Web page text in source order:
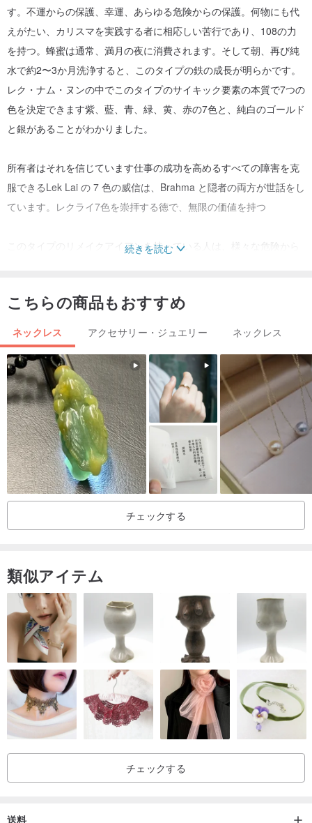
す。不運からの保護、幸運、あらゆる危険からの保護。何物にも代
えがたい、カリスマを実践する者に相応しい苦行であり、108の力
を持つ。蜂蜜は通常、満月の夜に消費されます。そして朝、再び純
水で約2〜3か月洗浄すると、このタイプの鉄の成長が明らかです。
レク・ナム・ヌンの中でこのタイプのサイキック要素の本質で7つの
色を決定できます紫、藍、青、緑、黄、赤の7色と、純白のゴールド
と銀があることがわかりました。
所有者はそれを信じています仕事の成功を高めるすべての障害を克
服できるLek Lai の 7 色の威信は、Brahma と隠者の両方が世話をし
ています。レクライ7色を崇拝する徳で、無限の価値を持つ
このタイプのリメイクアイアンを持っている人は、様々な危険から
適していますこの種の精神的な要素には、ブッダの資質が含まれて
続きを読む
こちらの商品もおすすめ
ネックレス アクセサリー・ジュエリー ネックレス
チェックする
類似アイテム
チェックする
送料